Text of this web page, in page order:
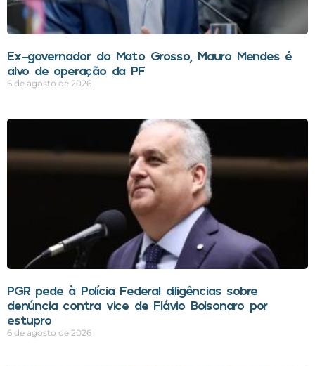
Ex-governador do Mato Grosso, Mauro Mendes é
alvo de operação da PF
6 de agosto de 2026
PGR pede à Polícia Federal diligências sobre
denúncia contra vice de Flávio Bolsonaro por
estupro
6 de agosto de 2026